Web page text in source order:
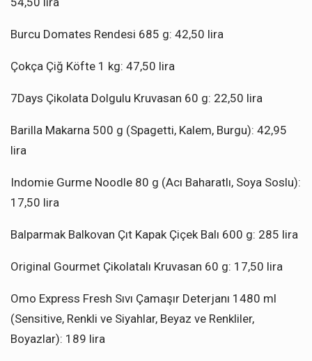
Burcu Domates Rendesi 685 g: 42,50 lira
Çokça Çiğ Köfte 1 kg: 47,50 lira
7Days Çikolata Dolgulu Kruvasan 60 g: 22,50 lira
Barilla Makarna 500 g (Spagetti, Kalem, Burgu): 42,95
lira
Indomie Gurme Noodle 80 g (Acı Baharatlı, Soya Soslu):
17,50 lira
Balparmak Balkovan Çıt Kapak Çiçek Balı 600 g: 285 lira
Original Gourmet Çikolatalı Kruvasan 60 g: 17,50 lira
Omo Express Fresh Sıvı Çamaşır Deterjanı 1480 ml
(Sensitive, Renkli ve Siyahlar, Beyaz ve Renkliler,
Boyazlar): 189 lira